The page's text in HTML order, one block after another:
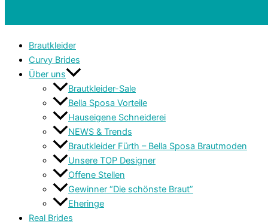
Brautkleider
Curvy Brides
Über uns
Brautkleider-Sale
Bella Sposa Vorteile
Hauseigene Schneiderei
NEWS & Trends
Brautkleider Fürth – Bella Sposa Brautmoden
Unsere TOP Designer
Offene Stellen
Gewinner “Die schönste Braut”
Eheringe
Real Brides